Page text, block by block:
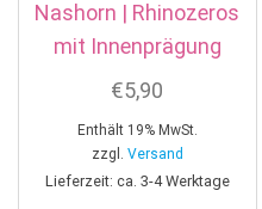
Nashorn | Rhinozeros
mit Innenprägung
€5,90
Enthält 19% MwSt.
zzgl. Versand
Lieferzeit: ca. 3-4 Werktage